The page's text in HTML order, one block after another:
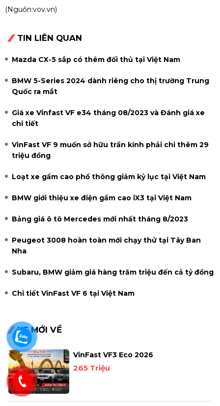
(Nguồn:vov.vn)
TIN LIÊN QUAN
Mazda CX-5 sắp có thêm đối thủ tại Việt Nam
BMW 5-Series 2024 dành riêng cho thị trường Trung
Quốc ra mắt
Giá xe Vinfast VF e34 tháng 08/2023 và Đánh giá xe
chi tiết
VinFast VF 9 muốn sở hữu trần kính phải chi thêm 29
triệu đồng
Loạt xe gầm cao phổ thông giảm kỷ lục tại Việt Nam
BMW giới thiệu xe điện gầm cao iX3 tại Việt Nam
Bảng giá ô tô Mercedes mới nhất tháng 8/2023
Peugeot 3008 hoàn toàn mới chạy thử tại Tây Ban
Nha
Subaru, BMW giảm giá hàng trăm triệu đến cả tỷ đồng
Chi tiết VinFast VF 6 tại Việt Nam
XE MỚI VỀ
VinFast VF3 Eco 2026
265 Triệu